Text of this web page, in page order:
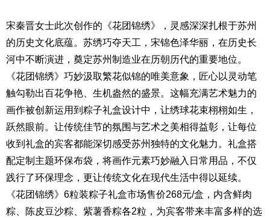
宋秦晋女士此次创作的《花团锦绣》，灵感深深扎根于苏州
的历史文化底蕴。苏绣巧夺天工，宋锦色泽华丽，在历史长
河中不断演进，奠定苏州制造业在历朝历代的重要地位。
《花团锦绣》巧妙汲取繁花似锦的唯美意象，匠心以灵动笔
触勾勒出百花争艳、生机盎然的盛景。这幅充满艺术魅力的
画作被创新运用到粽子礼盒设计中，让绣球花束栩栩如生，
跃然眼前。让传统佳节的氛围与艺术之美相得益彰，让每位
收到礼盒的宾客都能深切感受苏州独特的文化魅力。礼盒搭
配定制主题环保布袋，将画作元素巧妙融入日常用品，不仅
践行了环保理念，更让传统文化在现代生活中得以延续。
《花团锦绣》6粒装粽子礼盒市场售价268元/盒，内含鲜肉
粽、陈皮豆沙粽、紫薯香粽各2粒，为宾客带来丰富多样的选